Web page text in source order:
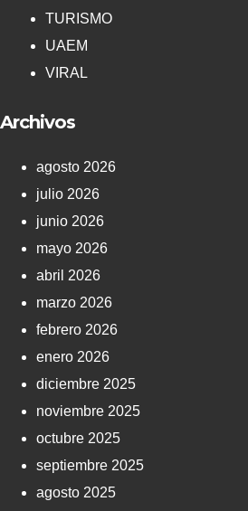
TURISMO
UAEM
VIRAL
Archivos
agosto 2026
julio 2026
junio 2026
mayo 2026
abril 2026
marzo 2026
febrero 2026
enero 2026
diciembre 2025
noviembre 2025
octubre 2025
septiembre 2025
agosto 2025